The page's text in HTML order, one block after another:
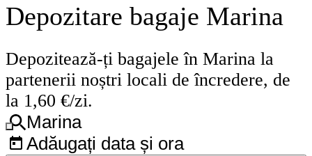
Depozitare bagaje Marina
Depozitează-ți bagajele în Marina la
partenerii noștri locali de încredere, de
la 1,60 €/zi.
Marina
Adăugați data și ora